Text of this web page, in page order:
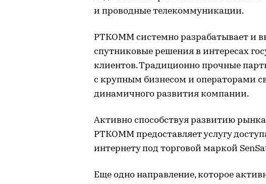
и проводные телекоммуникации.
РТКОММ системно разрабатывает и
спутниковые решения в интересах
клиентов. Традиционно прочные
с крупным бизнесом и операторами
динамичного развития компании.
Активно способствуя развитию
РТКОММ предоставляет услугу
интернету под торговой маркой
Еще одно направление, которое